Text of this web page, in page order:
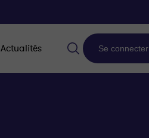
Actualités Se connecter